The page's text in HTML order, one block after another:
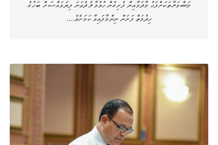
މަޝްވަރާތަކަށްފަހު މާދަމާއިން ފެށިގެން ހުޅުމާލެ ދެވަނަ ފިޔަވައްސަށް ބަހުގެ
ހިދުމަތް ފަށަން ނިންމާފައިވާ ކަމަށެވެ.…